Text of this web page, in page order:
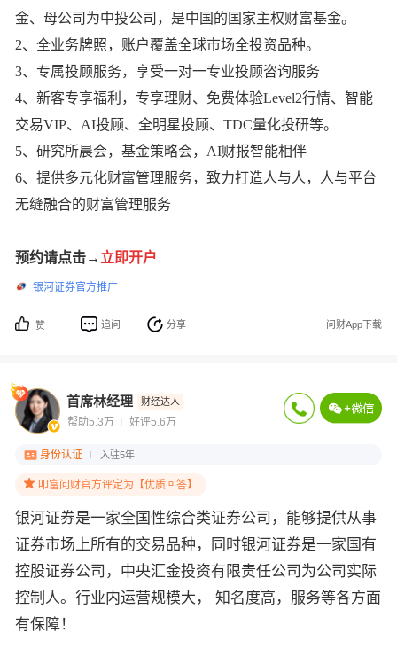
金、母公司为中投公司，是中国的国家主权财富基金。
2、全业务牌照，账户覆盖全球市场全投资品种。
3、专属投顾服务，享受一对一专业投顾咨询服务
4、新客专享福利，专享理财、免费体验Level2行情、智能
交易VIP、AI投顾、全明星投顾、TDC量化投研等。
5、研究所晨会，基金策略会，AI财报智能相伴
6、提供多元化财富管理服务，致力打造人与人，人与平台
无缝融合的财富管理服务
预约请点击→ 立即开户
银河证券官方推广
赞 追问 分享 问财App下载
首席林经理 财经达人
帮助5.3万 好评5.6万
身份认证 入驻5年
叩富问财官方评定为【优质回答】
银河证券是一家全国性综合类证券公司，能够提供从事
证券市场上所有的交易品种，同时银河证券是一家国有
控股证券公司，中央汇金投资有限责任公司为公司实际
控制人。行业内运营规模大， 知名度高，服务等各方面
有保障！